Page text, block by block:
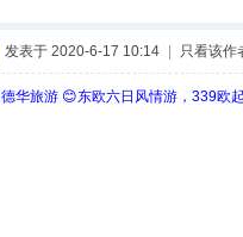
发表于 2020-6-17 10:14 只看该作
德华旅游 😊东欧六日风情游，339欧